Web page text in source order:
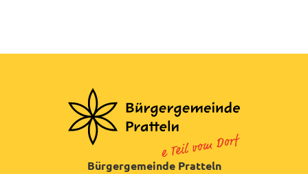
Bürgergemeinde Pratteln